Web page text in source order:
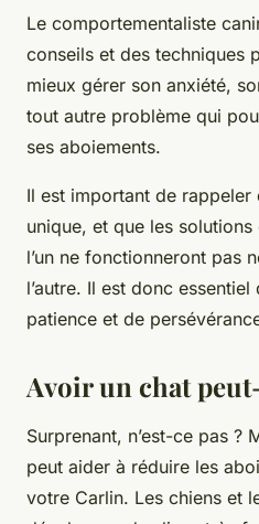
Le comportementaliste
conseils et des techniques
mieux gérer son anxiété,
tout autre problème qui
ses aboiements.
Il est important de rappeler
unique, et que les
l’un ne fonctionneront pas
l’autre. Il est donc
patience et de
Avoir un chat
Surprenant, n’est-ce pas ?
peut aider à réduire les
votre Carlin. Les chiens et